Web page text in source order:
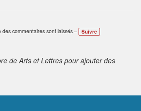
commentaires sont laissés –
Suivre
de Arts et Lettres pour ajouter des